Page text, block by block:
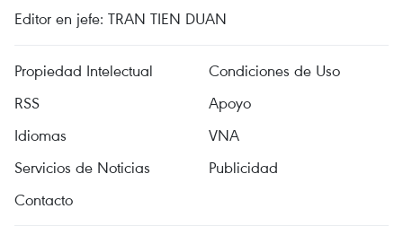
Editor en jefe: TRAN TIEN DUAN
Propiedad Intelectual
Condiciones de Uso
RSS
Apoyo
Idiomas
VNA
Servicios de Noticias
Publicidad
Contacto